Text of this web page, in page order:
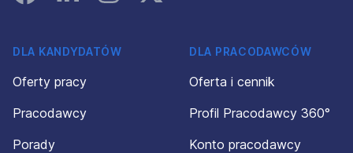
DLA KANDYDATÓW
Oferty pracy
Pracodawcy
Porady
DLA PRACODAWCÓW
Oferta i cennik
Profil Pracodawcy 360°
Konto pracodawcy